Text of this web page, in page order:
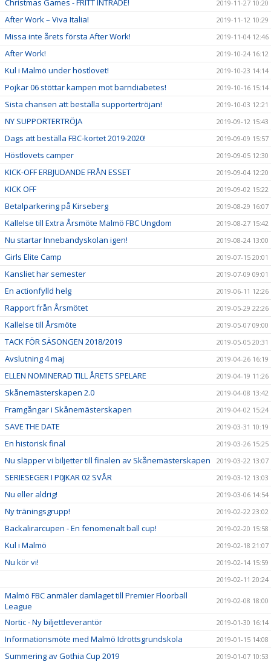
Christmas Games - FRITT INTRÄDE! 2019-11-27 10:20
After Work – Viva Italia! 2019-11-12 10:29
Missa inte årets första After Work! 2019-11-04 12:46
After Work! 2019-10-24 16:12
Kul i Malmö under höstlovet! 2019-10-23 14:14
Pojkar 06 stöttar kampen mot barndiabetes! 2019-10-16 15:14
Sista chansen att beställa supportertröjan! 2019-10-03 12:21
NY SUPPORTERTRÖJA 2019-09-12 15:43
Dags att beställa FBC-kortet 2019-2020! 2019-09-09 15:57
Höstlovets camper 2019-09-05 12:30
KICK-OFF ERBJUDANDE FRÅN ESSET 2019-09-04 12:20
KICK OFF 2019-09-02 15:22
Betalparkering på Kirseberg 2019-08-29 16:07
Kallelse till Extra Årsmöte Malmö FBC Ungdom 2019-08-27 15:42
Nu startar Innebandyskolan igen! 2019-08-24 13:00
Girls Elite Camp 2019-07-15 20:01
Kansliet har semester 2019-07-09 09:01
En actionfylld helg 2019-06-11 12:26
Rapport från Årsmötet 2019-05-29 22:26
Kallelse till Årsmöte 2019-05-07 09:00
TACK FÖR SÄSONGEN 2018/2019 2019-05-05 20:31
Avslutning 4 maj 2019-04-26 16:19
ELLEN NOMINERAD TILL ÅRETS SPELARE 2019-04-19 11:26
Skånemästerskapen 2.0 2019-04-08 13:42
Framgångar i Skånemästerskapen 2019-04-02 15:24
SAVE THE DATE 2019-03-31 10:19
En historisk final 2019-03-26 15:25
Nu släpper vi biljetter till finalen av Skånemästerskapen 2019-03-22 13:07
SERIESEGER I P0JKAR 02 SVÅR 2019-03-12 13:03
Nu eller aldrig! 2019-03-06 14:54
Ny träningsgrupp! 2019-02-22 23:02
Backalirarcupen - En fenomenalt ball cup! 2019-02-20 15:58
Kul i Malmö 2019-02-18 21:07
Nu kör vi!
2019-02-14 15:59
2019-02-11 20:24
Malmö FBC anmäler damlaget till Premier Floorball
League
2019-02-08 18:00
Nortic - Ny biljettleverantör 2019-01-30 16:14
Informationsmöte med Malmö Idrottsgrundskola 2019-01-15 14:08
Summering av Gothia Cup 2019 2019-01-07 10:53